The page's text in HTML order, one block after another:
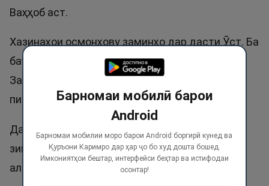
Ваҳҳоб аст.
Хазинаҳои осмонҳову заминҳо дар дасти Ӯст. Ба
баъзе паёмбаронаш, чун ҳазрати Иброҳиму
Закариё алайҳимуссалоту васалом дар
пиронсолӣ фарзанд ато кард.
Дар Қуръони карим номи Ваҳҳоб 3 маротиба
зикр шудааст. Дуои ҳазрати Сулаймон
алайҳиссаломро ба хотир оред:
Барномаи мобилӣ барои
Android
Барномаи мобилии моро барои Android боргирӣ кунед ва
Қуръони Каримро дар ҳар ҷо бо худ дошта бошед.
Имкониятҳои бештар, интерфейси беҳтар ва истифодаи
осонтар!